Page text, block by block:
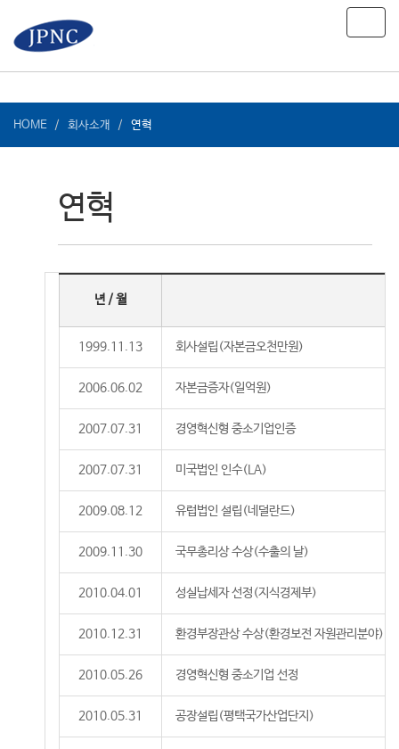
HOME 회사소개 연혁
연혁
년 / 월
1999.11.13 회사설립(자본금오천만원)
2006.06.02 자본금증자(일억원)
2007.07.31 경영혁신형 중소기업인증
2007.07.31 미국법인 인수(LA)
2009.08.12 유럽법인 설립(네덜란드)
2009.11.30 국무총리상 수상(수출의 날)
2010.04.01 성실납세자 선정(지식경제부)
2010.12.31 환경부장관상 수상(환경보전 자원관리분야)
2010.05.26 경영혁신형 중소기업 선정
2010.05.31 공장설립(평택국가산업단지)